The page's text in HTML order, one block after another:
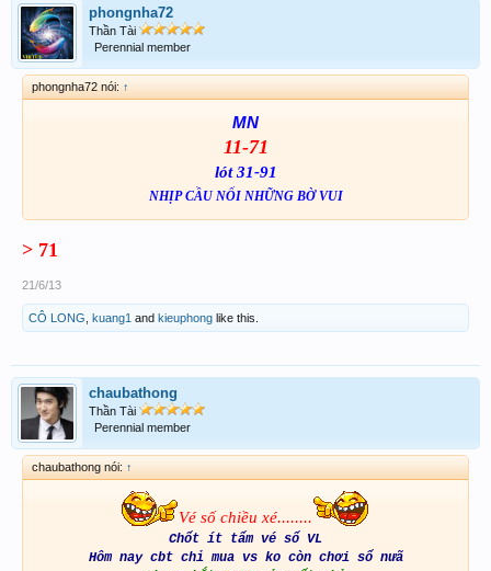
phongnha72
Thần Tài
Perennial member
phongnha72 nói: ↑
MN
11-71
lót 31-91
NHỊP CẦU NỐI NHỮNG BỜ VUI
> 71
21/6/13
CÔ LONG kuang1 and kieuphong like this.
chaubathong
Thần Tài
Perennial member
chaubathong nói: ↑
Vé số chiều xé........
Chốt ít tấm vé số VL
Hôm nay cbt chỉ mua vs ko còn chơi số nưã